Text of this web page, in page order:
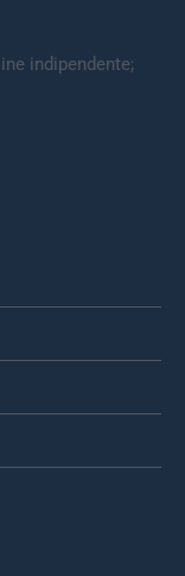
indipendente;